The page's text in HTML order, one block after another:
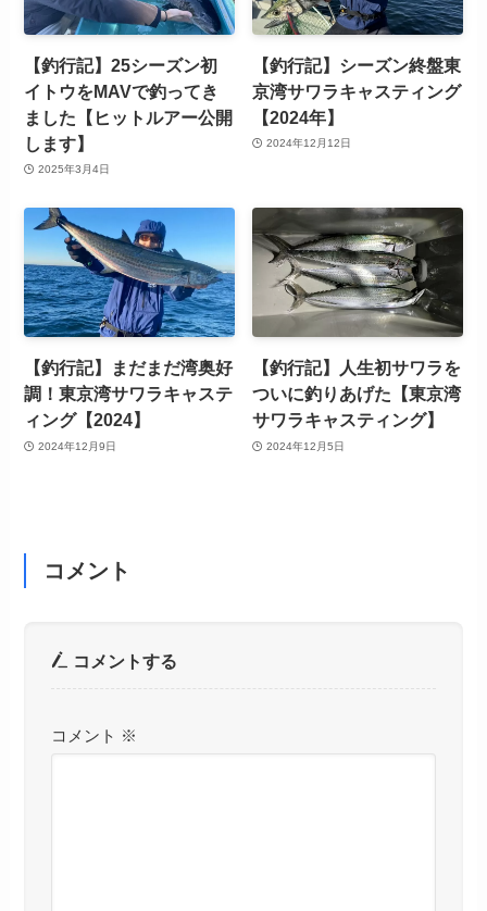
【釣行記】25シーズン初
イトウをMAVで釣ってき
ました【ヒットルアー公開
します】
2025年3月4日
【釣行記】シーズン終盤東
京湾サワラキャスティング
【2024年】
2024年12月12日
【釣行記】まだまだ湾奥好
調！東京湾サワラキャステ
ィング【2024】
2024年12月9日
【釣行記】人生初サワラを
ついに釣りあげた【東京湾
サワラキャスティング】
2024年12月5日
コメント
コメントする
コメント ※